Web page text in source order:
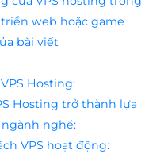
web hoặc game
bài viết
Hosting:
Hosting trở thành lựa
nghề:
VPS hoạt động: